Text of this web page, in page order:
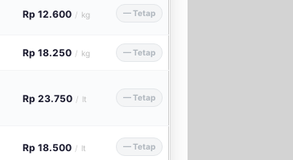
Rp 12.600 / kg — Tetap
Rp 18.250 / kg — Tetap
Rp 23.750 / lt — Tetap
Rp 18.500 / lt — Tetap